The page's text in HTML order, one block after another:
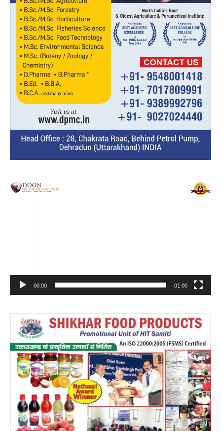
Video
Player
00:00 01:00